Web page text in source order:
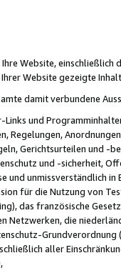
Website,
Website gezeigte
damit verbundene
und
Regelungen,
Gerichtsurteilen und -
und -sicherheit,
und unmissverständlich
für die Nutzung von
das französische
Netzwerken, die
aller